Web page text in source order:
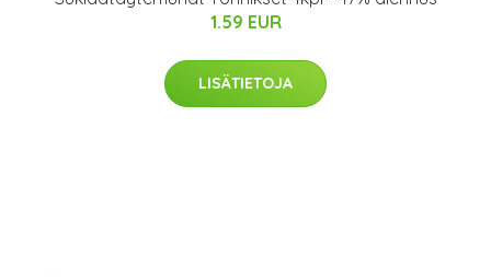
1.59 EUR
LISÄTIETOJA